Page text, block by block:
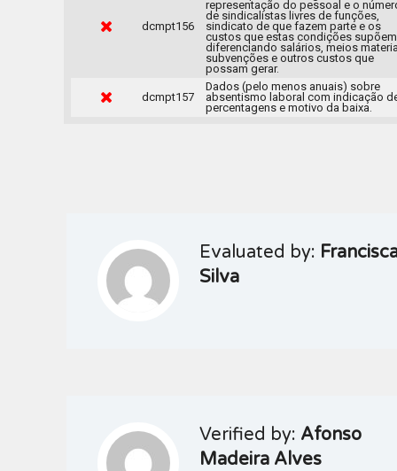
dcmpt156
representação do pessoal e o
de sindicalistas livres de funções,
sindicato de que fazem parte e os
custos que estas condições
diferenciando salários, meios
subvenções e outros custos que
possam gerar.
dcmpt157
Dados (pelo menos anuais) sobre
absentismo laboral com indicação
percentagens e motivo da baixa.
Evaluated by:
Silva
Verified by: Afonso
Madeira Alves